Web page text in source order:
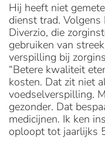
Hij heeft niet
dienst trad.
Diverzio, die
gebruiken van
verspilling bij
“Betere kwaliteit
kosten. Dat zit niet
voedselverspilling.
gezonder. Dat
medicijnen. Ik ken
oploopt tot jaarlijks